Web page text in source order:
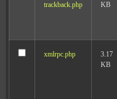
trackback.php
KB
xmlrpc.php
3.17
KB